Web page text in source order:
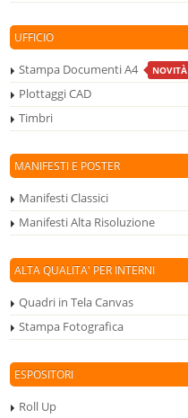
UFFICIO
Stampa Documenti A4 NOVITÀ
Plottaggi CAD
Timbri
MANIFESTI E POSTER
Manifesti Classici
Manifesti Alta Risoluzione
ALTA QUALITA' PER INTERNI
Quadri in Tela Canvas
Stampa Fotografica
ESPOSITORI
Roll Up